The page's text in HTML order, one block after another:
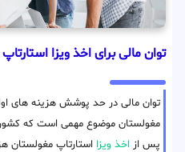
توان مالی برای اخذ ویزا
توان مالی در حد پوشش هزینه های
مغولستان موضوع مهمی است که
پس از اخذ ویزا استارتاپ مغولستان